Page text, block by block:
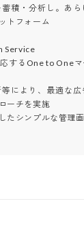
積・分析し。あ
トフォーム
Service
するOne to One
により、最適な広
ーチを実施
たシンプルな管理